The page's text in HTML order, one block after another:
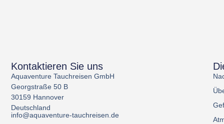
Kontaktieren Sie uns
Aquaventure Tauchreisen GmbH
Georgstraße 50 B
30159 Hannover
Deutschland
info@aquaventure-tauchreisen.de